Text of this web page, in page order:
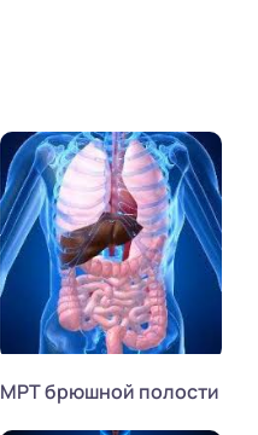
МРТ брюшной полости